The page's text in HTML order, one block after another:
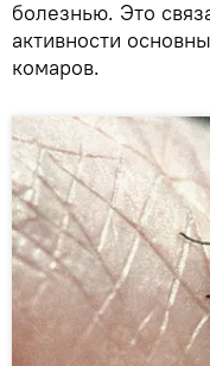
болезнью. Это
активности
комаров.